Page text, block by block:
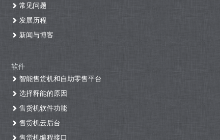
常见问题
发展历程
新闻与博客
软件
智能售货机和自助零售平台
选择释能的原因
售货机软件功能
售货机云后台
售货机编程接口